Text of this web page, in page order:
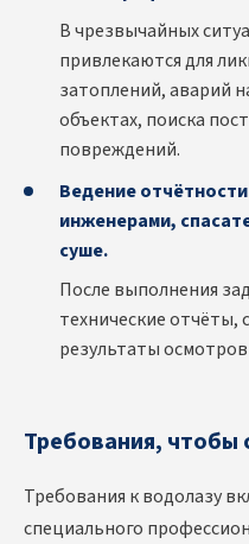
В чрезвычайных
привлекаются для
затоплений, аварий
объектах, поиска
повреждений.
Ведение
инженерами,
суше.
После выполнения
технические отчёты,
результаты
Требования, чтобы
Требования к водолазу
специального